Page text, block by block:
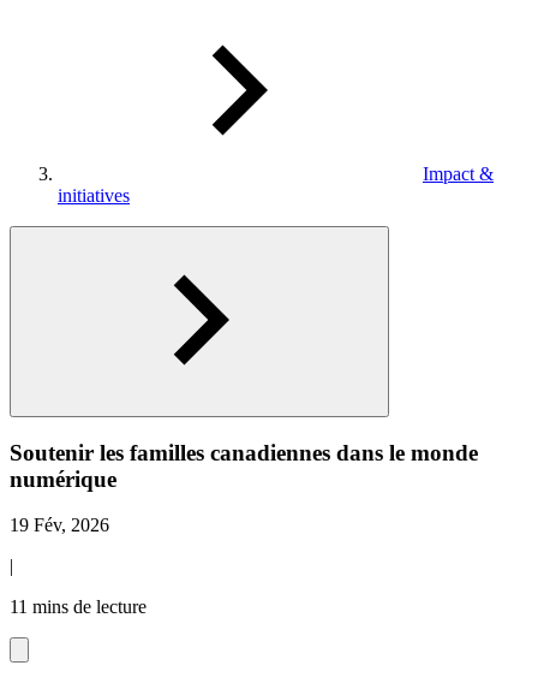
Impact &
initiatives
Soutenir les familles canadiennes dans le monde
numérique
19 Fév, 2026
|
11 mins de lecture